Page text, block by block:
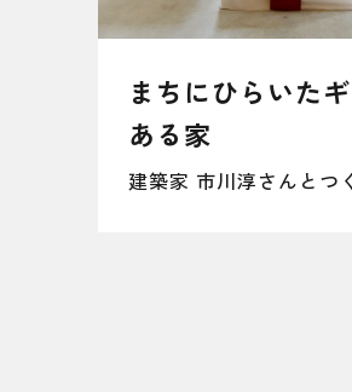
まちにひらいた
ある家
建築家 市川淳さんとつ